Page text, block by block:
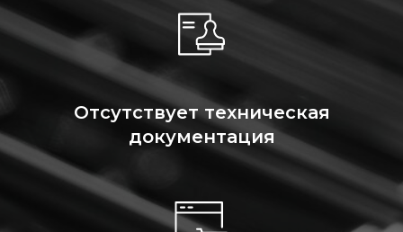
Отсутствует техническая
документация